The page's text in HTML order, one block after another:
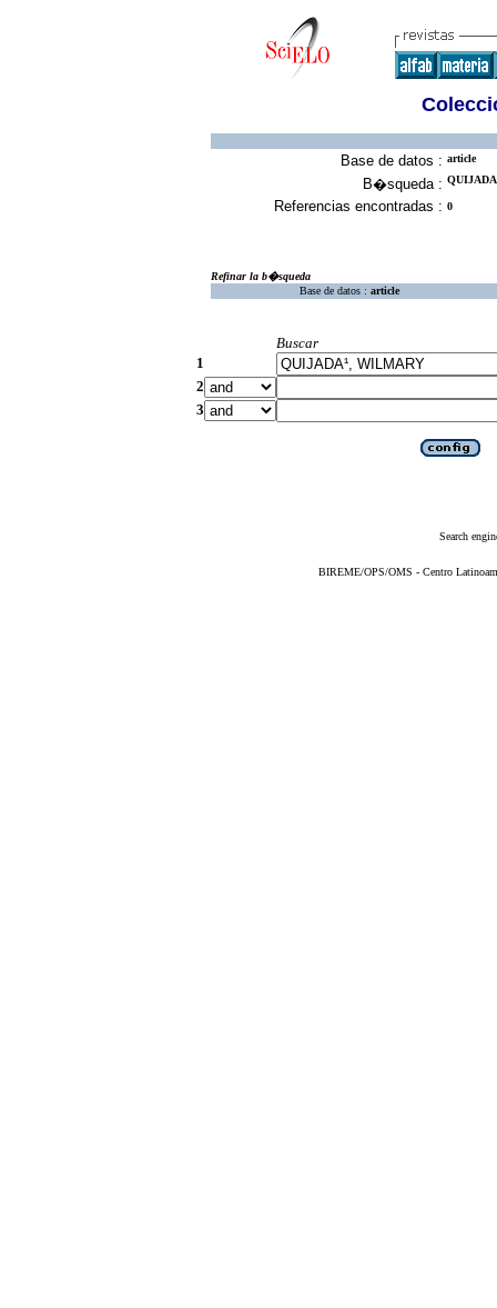
Base de datos : article
B�squeda :
Referencias encontradas : 0
Refinar la b�squeda
Base de datos : article
Buscar
1
2
3
Search
BIREME/OPS/OMS - Centro